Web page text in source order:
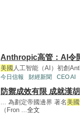
Anthropic高管：AI令
美國 人工智能（AI）初創
今日信報 財經新聞 CEO
防禦成效有限 成就漢
... 為劃定帝國邊界 著名 美國
（Fron ... 全文